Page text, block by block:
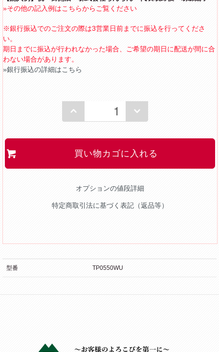
»その他の記入例はこちらからご覧ください
※銀行振込でのご注文の際は3営業日前までに振込を行ってくださ
い。
期日までに振込が行われなかった場合、ご希望の期日に配送が間に合
わない場合があります。
»銀行振込の詳細はこちら
買い物カゴに入れる
オプションの値段詳細
特定商取引法に基づく表記（返品等）
型番 TP0550WU